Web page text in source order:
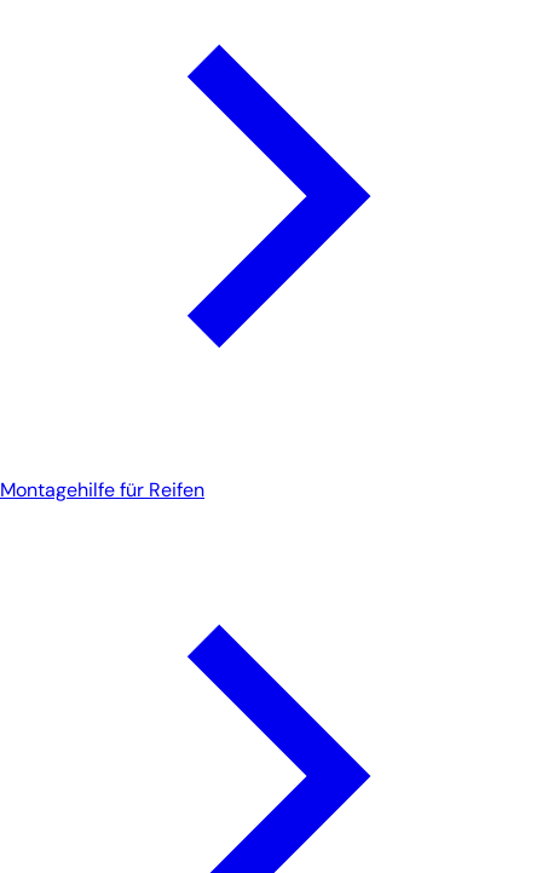
Montagehilfe für Reifen